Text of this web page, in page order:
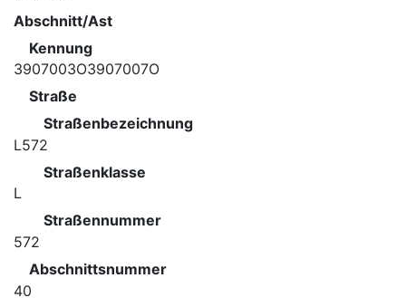
Abschnitt/Ast
Kennung
3907003O3907007O
Straße
Straßenbezeichnung
L572
Straßenklasse
L
Straßennummer
572
Abschnittsnummer
40